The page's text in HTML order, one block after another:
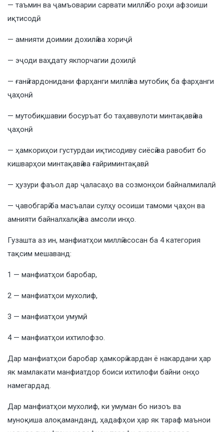
— таъмин ва ҷамъоварии сарвати миллӣ бо роҳи афзоиши
иқтисодӣ;
— амнияти доимии дохилӣ ва хориҷӣ;
— эҷоди ваҳдату якпорчагии дохилӣ;
— ғанӣ гардонидани фарҳанги миллӣ ва мутобиқ ба фарҳанги
ҷаҳонӣ;
— мутобиқшавии босуръат бо таҳаввулоти минтақавӣ ва
ҷаҳонӣ;
— ҳамкориҳои густурдаи иқтисодиву сиёсӣ ва равобит бо
кишварҳои минтақавӣ ва ғайриминтақавӣ;
— ҳузури фаъол дар ҷаласаҳо ва созмонҳои байналмилалӣ;
— ҷавобгарӣ ба масъалаи сулҳу осоиши тамоми ҷаҳон ва
амнияти байналхалқӣ ва амсоли инҳо.
Гузашта аз ин, манфиатҳои миллӣ асосан ба 4 категория
тақсим мешаванд:
1 — манфиатҳои баробар,
2 — манфиатҳои мухолиф,
3 — манфиатҳои умумӣ,
4 — манфиатҳои ихтилофзо.
Дар манфиатҳои баробар ҳамкорӣ кардан ё накардани ҳар
як мамлакати манфиатдор боиси ихтилофи байни онҳо
намегардад.
Дар манфиатҳои мухолиф, ки умуман бо низоъ ва
муноқиша алоқаманданд, ҳадафҳои ҳар як тараф маънои